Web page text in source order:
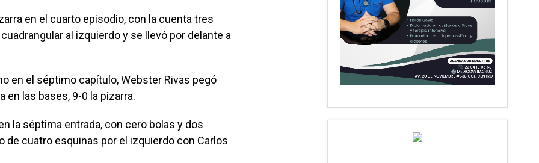
en el cuarto episodio, con la cuenta tres
al izquierdo y se llevó por delante a
en el séptimo capítulo, Webster Rivas pegó
en las bases, 9-0 la pizarra.
la séptima entrada, con cero bolas y dos
de cuatro esquinas por el izquierdo con Carlos